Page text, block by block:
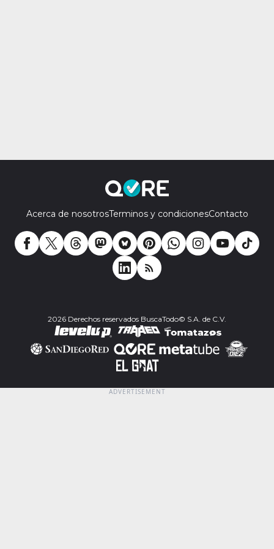
Acerca de nosotrosTerminos y condicionesContacto
2026 Derechos reservados BuscaTodo© S.A. de C.V.